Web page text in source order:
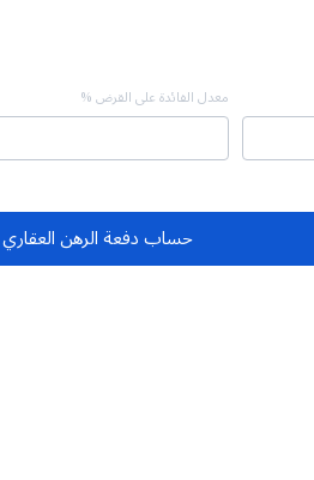
معدل الفائدة على القرض %
حساب دفعة الرهن العقاري